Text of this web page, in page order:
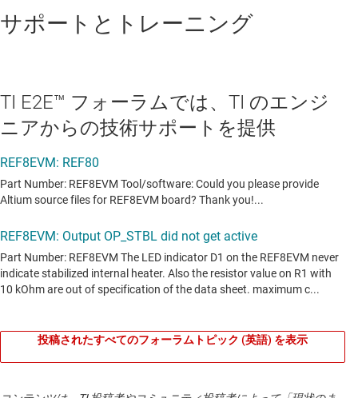
サポートとトレーニング
TI E2E™ フォーラムでは、TI のエンジ
ニアからの技術サポートを提供
投稿されたすべてのフォーラムトピック (英語) を表示